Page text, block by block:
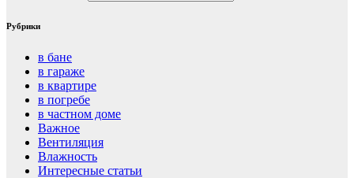
Рубрики
в бане
в гараже
в квартире
в погребе
в частном доме
Важное
Вентиляция
Влажность
Интересные статьи